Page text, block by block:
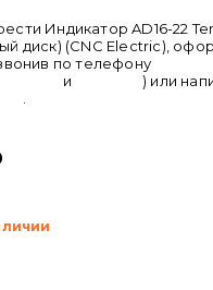
Индикатор AD16-22
диск) (CNC Electric),
по телефону
и telegram) или